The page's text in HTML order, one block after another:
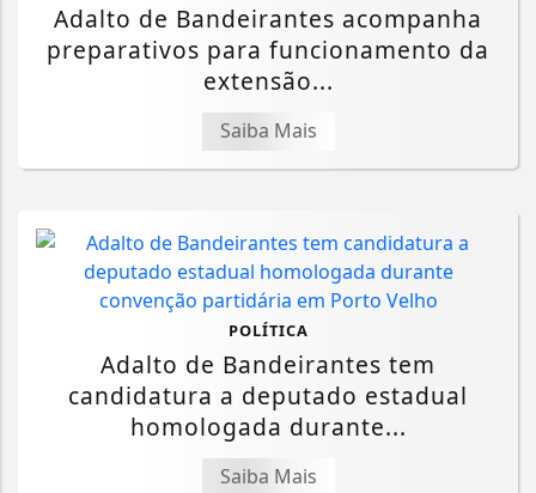
Adalto de Bandeirantes acompanha
preparativos para funcionamento da
extensão...
Saiba Mais
POLÍTICA
Adalto de Bandeirantes tem
candidatura a deputado estadual
homologada durante...
Saiba Mais